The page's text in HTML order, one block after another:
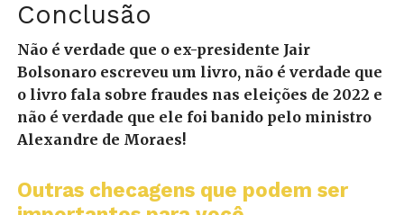
Conclusão
Não é verdade que o ex-presidente Jair
Bolsonaro escreveu um livro, não é verdade que
o livro fala sobre fraudes nas eleições de 2022 e
não é verdade que ele foi banido pelo ministro
Alexandre de Moraes!
Outras checagens que podem ser